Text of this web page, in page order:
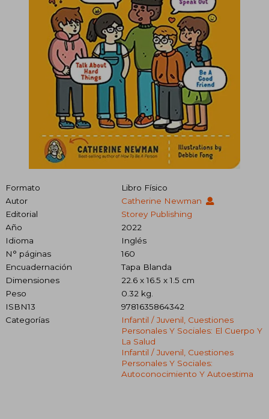
Formato
Libro Físico
Autor
Catherine Newman
Editorial
Storey Publishing
Año
2022
Idioma
Inglés
N° páginas
160
Encuadernación
Tapa Blanda
Dimensiones
22.6 x 16.5 x 1.5 cm
Peso
0.32 kg.
ISBN13
9781635864342
Categorías
Infantil / Juvenil, Cuestiones
Personales Y Sociales: El Cuerpo Y
La Salud
Infantil / Juvenil, Cuestiones
Personales Y Sociales:
Autoconocimiento Y Autoestima